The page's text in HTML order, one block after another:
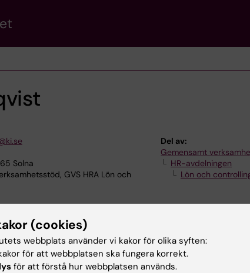
Solna
GVS HRA Lön och
Del av:
Gemensamt
HR-avdelningen
Lön och
(cookies)
webbplats använder vi kakor för olika syften:
för att webbplatsen ska fungera korrekt.
för att förstå hur webbplatsen används.